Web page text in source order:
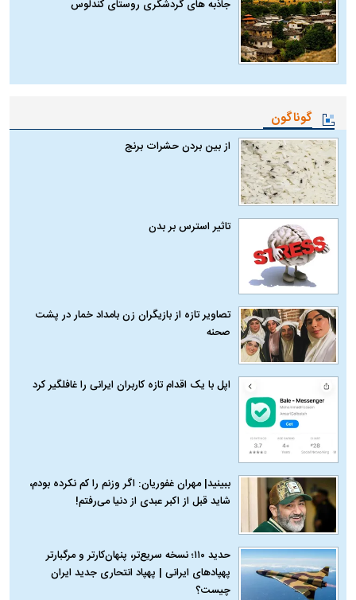
جاذبه های گردشگری روستای کندلوس
گوناگون
از بین بردن حشرات برنج
تاثیر استرس بر بدن
تصاویر تازه از بازیگران زن بامداد خمار در پشت
صحنه
اپل با یک اقدام تازه کاربران ایرانی را غافلگیر کرد
ببینید| مهران غفوریان: اگر وزنم را کم نکرده بودم،
شاید قبل از اکبر عبدی از دنیا می‌رفتم!
حدید ۱۱۰؛ نسخه سریع‌تر، پنهان‌کارتر و مرگبارتر
پهپادهای ایرانی | پهپاد انتحاری جدید ایران
چیست؟